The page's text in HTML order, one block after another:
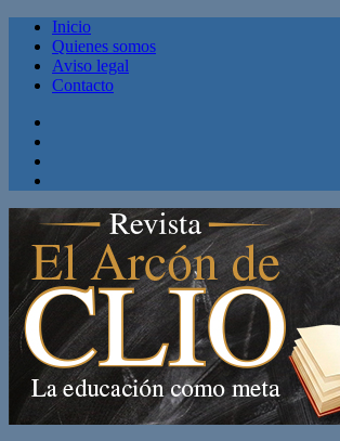
Inicio
Quienes somos
Aviso legal
Contacto